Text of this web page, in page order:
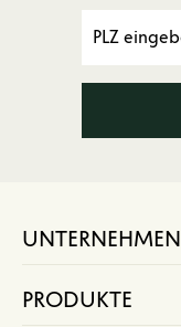
UNTERNEHMEN
PRODUKTE